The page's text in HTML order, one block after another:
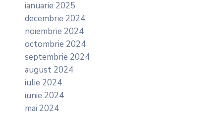
ianuarie 2025
decembrie 2024
noiembrie 2024
octombrie 2024
septembrie 2024
august 2024
iulie 2024
iunie 2024
mai 2024